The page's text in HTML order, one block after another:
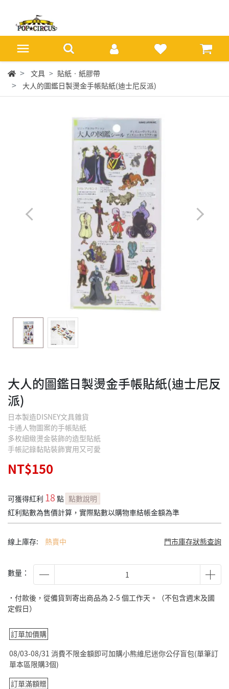
文具
貼紙‧紙膠帶
大人的圖鑑日製燙金手帳貼紙(迪士尼反派)
大人的圖鑑日製燙金手帳貼紙(迪士尼反
派)
日本製造DISNEY文具雜貨
卡通人物圖案的手帳貼紙
多枚細緻燙金裝飾的造型貼紙
手帳記錄黏貼裝飾實用又可愛
NT$150
可獲得紅利 18 點 點數說明
紅利點數為售價計算，實際點數以購物車結帳金額為準
線上庫存: 熱賣中 門市庫存狀態查詢
數量：
˙付款後，從備貨到寄出商品為 2-5 個工作天。（不包含週末及國
定假日）
訂單加價購
08/03-08/31 消費不限金額即可加購小熊維尼迷你公仔盲包(單筆訂
單本區限購3個)
訂單滿額贈